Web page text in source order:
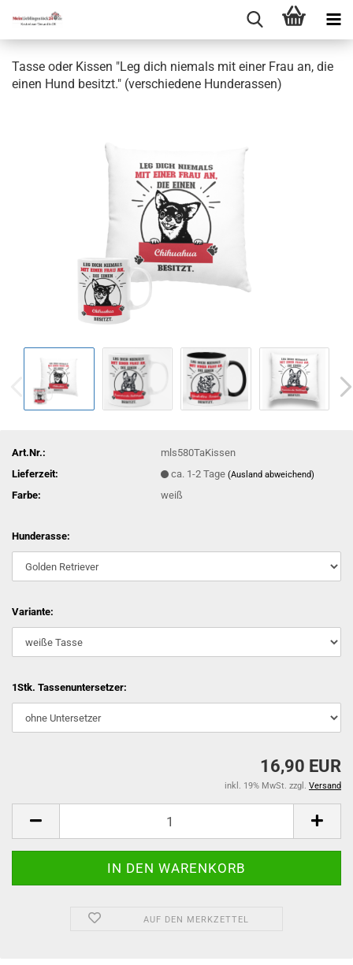
Tasse oder Kissen "Leg dich niemals mit einer Frau an, die
einen Hund besitzt." (verschiedene Hunderassen)
Art.Nr.:
mls580TaKissen
Lieferzeit:
ca. 1-2 Tage(Ausland abweichend)
Farbe: weiß
Hunderasse:
Variante:
1Stk. Tassenuntersetzer:
16,90 EUR
inkl. 19% MwSt. zzgl. Versand
AUF DEN MERKZETTEL